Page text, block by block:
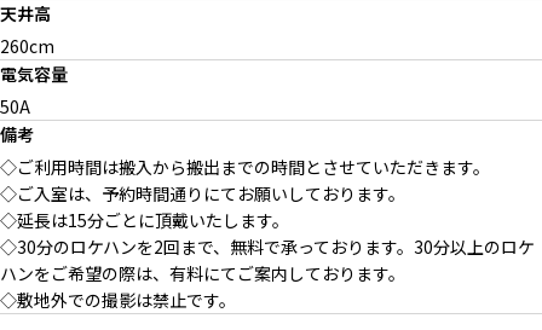
洗面
外国人向けアパートメントのよ
うな外観
天井高
260cm
電気容量
50A
備考
◇ご利用時間は搬入から搬出までの時間とさせていただきます。
◇ご入室は、予約時間通りにてお願いしております。
◇延長は15分ごとに頂戴いたします。
◇30分のロケハンを2回まで、無料で承っております。30分以上のロケ
ハンをご希望の際は、有料にてご案内しております。
◇敷地外での撮影は禁止です。